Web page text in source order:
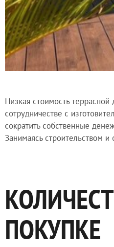
Низкая стоимость
сотрудничестве с
сократить собственные
Занимаясь строительством
ПОКУПКЕ